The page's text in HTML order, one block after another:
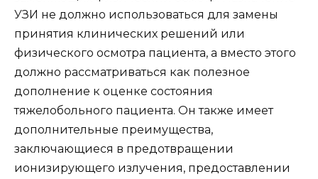
УЗИ не должно использоваться для замены
принятия клинических решений или
физического осмотра пациента, а вместо этого
должно рассматриваться как полезное
дополнение к оценке состояния
тяжелобольного пациента. Он также имеет
дополнительные преимущества,
заключающиеся в предотвращении
ионизирующего излучения, предоставлении